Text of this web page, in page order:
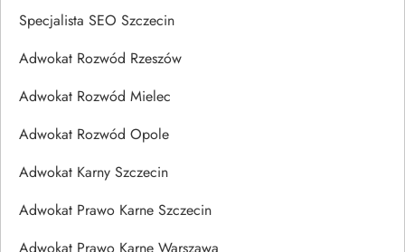
Specjalista SEO Szczecin
Adwokat Rozwód Rzeszów
Adwokat Rozwód Mielec
Adwokat Rozwód Opole
Adwokat Karny Szczecin
Adwokat Prawo Karne Szczecin